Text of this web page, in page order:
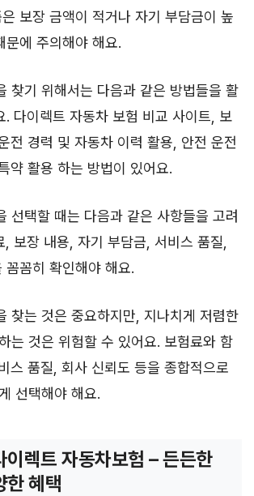
보장 금액이 적거나 자기 부담금이 높
문에 주의해야 해요.
찾기 위해서는 다음과 같은 방법들을 활
. 다이렉트 자동차 보험 비교 사이트, 보
전 경력 및 자동차 이력 활용, 안전 운전
약 활용 하는 방법이 있어요.
선택할 때는 다음과 같은 사항들을 고려
보장 내용, 자기 부담금, 서비스 품질,
꼼꼼히 확인해야 해요.
찾는 것은 중요하지만, 지나치게 저렴한
는 것은 위험할 수 있어요. 보험료와 함
스 품질, 회사 신뢰도 등을 종합적으로
선택해야 해요.
이렉트 자동차보험 – 든든한
한 혜택